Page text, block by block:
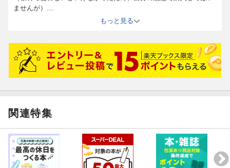
ませんが）
本当に購入をお勧めしません。もっと見る
関連特集